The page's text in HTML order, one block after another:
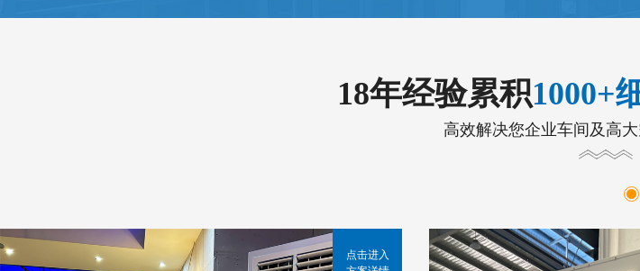
18年经验累积1000+
高效解决您企业车间及高
点击进入